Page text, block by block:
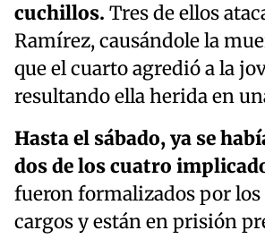
cuchillos. Tres de ellos
Ramírez, causándole la
que el cuarto agredió a la
resultando ella herida en
Hasta el sábado, ya se
dos de los cuatro
fueron formalizados por
cargos y están en prisión